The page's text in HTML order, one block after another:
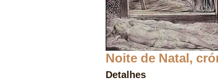
Noite de Natal,
Detalhes